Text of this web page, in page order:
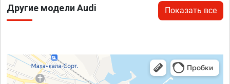
Другие модели Audi Показать все